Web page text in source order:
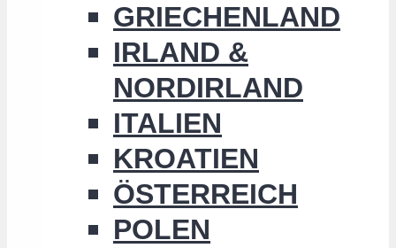
GRIECHENLAND
IRLAND &
NORDIRLAND
ITALIEN
KROATIEN
ÖSTERREICH
POLEN